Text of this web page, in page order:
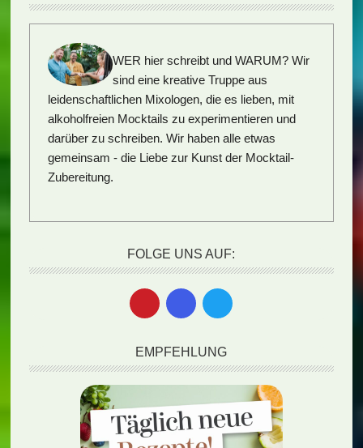
WER hier schreibt und WARUM? Wir
sind eine kreative Truppe aus
leidenschaftlichen Mixologen, die es lieben, mit
alkoholfreien Mocktails zu experimentieren und
darüber zu schreiben. Wir haben alle etwas
gemeinsam - die Liebe zur Kunst der Mocktail-
Zubereitung.
FOLGE UNS AUF:
EMPFEHLUNG